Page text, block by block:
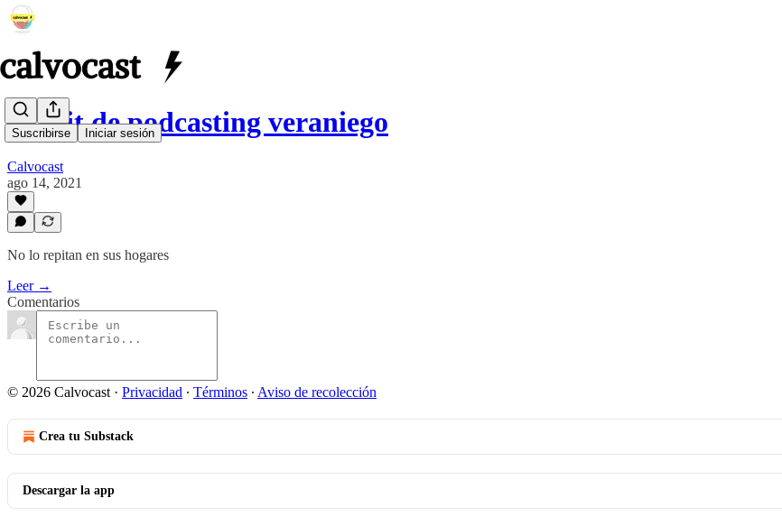
Suscribirse Iniciar sesión
Outfit de podcasting veraniego
Calvocast
ago 14, 2021
No lo repitan en sus hogares
Leer →
Comentarios
© 2026 Calvocast · Privacidad ∙ Términos ∙ Aviso de recolección
Crea tu Substack
Descargar la app